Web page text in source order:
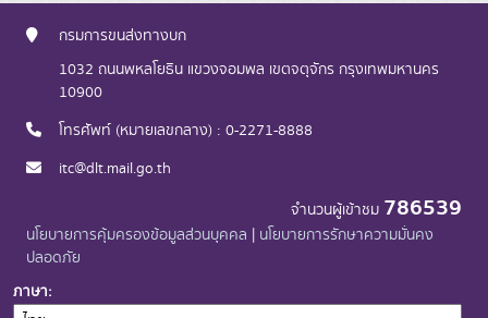
กรมการขนส่งทางบก
1032 ถนนพหลโยธิน แขวงจอมพล เขตจตุจักร กรุงเทพมหานคร
10900
โทรศัพท์ (หมายเลขกลาง) : 0-2271-8888
itc@dlt.mail.go.th
จำนวนผู้เข้าชม 786539
นโยบายการคุ้มครองข้อมูลส่วนบุคคล | นโยบายการรักษาความมั่นคง
ปลอดภัย
ภาษา